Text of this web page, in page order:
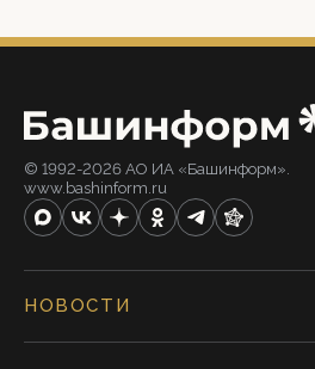
© 1992-2026 АО ИА «Башинформ».
www.bashinform.ru
НОВОСТИ